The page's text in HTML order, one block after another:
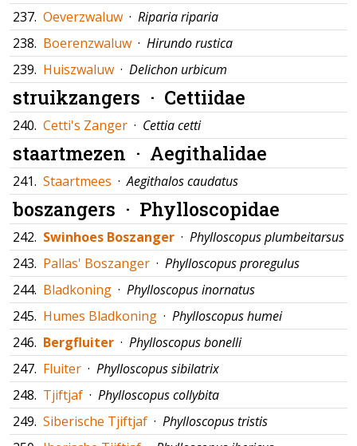
237. Oeverzwaluw · Riparia riparia
238. Boerenzwaluw · Hirundo rustica
239. Huiszwaluw · Delichon urbicum
struikzangers · Cettiidae
240. Cetti's Zanger · Cettia cetti
staartmezen · Aegithalidae
241. Staartmees ·Aegithalos caudatus
boszangers · Phylloscopidae
242. Swinhoes Boszanger · Phylloscopus plumbeitarsus
243. Pallas' Boszanger · Phylloscopus proregulus
244. Bladkoning · Phylloscopus inornatus
245. Humes Bladkoning · Phylloscopus humei
246. Bergfluiter · Phylloscopus bonelli
247. Fluiter · Phylloscopus sibilatrix
248. Tjiftjaf · Phylloscopus collybita
249. Siberische Tjiftjaf · Phylloscopus tristis